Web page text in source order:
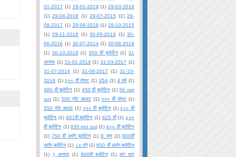
01-2017 (1) 29-01-2019 (1) 29-03-2018
(1) 29-04-2018 (1) 29-07-2015 (1) 29-
08-2017 (1) 29-09-2018 (1) 29-10-2015
(1) 29-11-2018 (1) 30-05-2019 (1) 30-
06-2016 (1) 30-07-2014 (1) 30-08-2018
(1) 30-10-2018 (1) 300 वीं बुलेटिन (1) 31
अगस्त (1) 31-01-2019 (1) 31-03-2017 (1)
31-07-2014 (1) 31-08-2017 (1) 31-10-
2016 (1) ३५० वीं पोस्ट (1) 35A (1) 4 वर्ष (1)
400 वीं बुलेटिन (1) 450 वीं बुलेटिन (1) 50 not
out (1) 500 नॉट आउट (1) ५०० वीं पोस्ट (1)
550 नॉट आउट (1) ५५० वीं बुलेटिन (1) ६०० वीं
बुलेटिन (1) 601वीं बुलेटिन (1) 625 वीं (1) ६५०
वीं बुलेटिन (1) 650 not out (1) ७०० वीं बुलेटिन
(1) 750 वीं ब्लॉग बुलेटिन (1) 8 जून (1) 800वीं
ब्लॉग बुलेटिन (1) ८४ दंगे (1) 850 वीं ब्लॉग बुलेटिन
(1)
९ अगस्त (1) 900वीं बुलेटिन (1) अंग दान